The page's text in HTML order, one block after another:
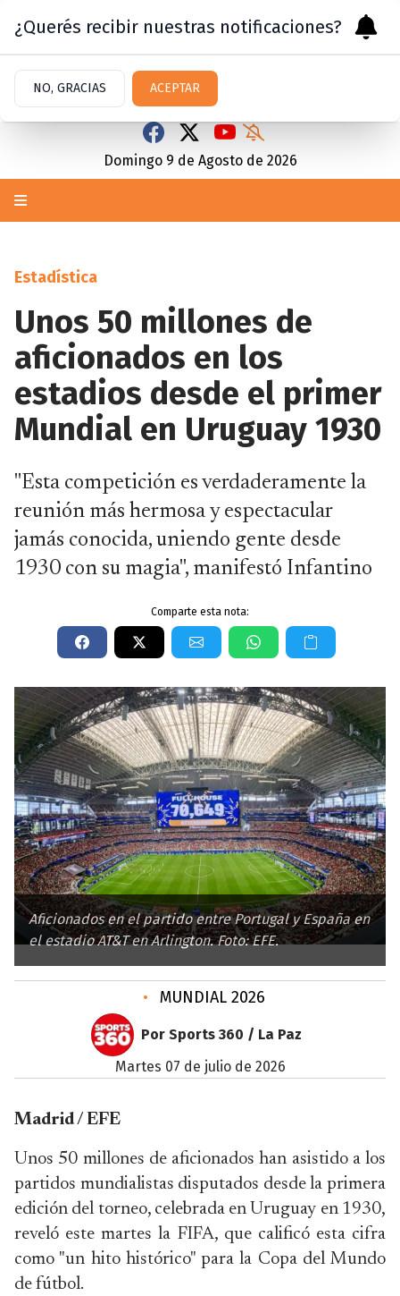
Domingo 9 de Agosto de 2026
Estadística
Unos 50 millones de
aficionados en los
estadios desde el primer
Mundial en Uruguay 1930
"Esta competición es verdaderamente la
reunión más hermosa y espectacular
jamás conocida, uniendo gente desde
1930 con su magia", manifestó Infantino
Comparte esta nota:
Aficionados en el partido entre Portugal y España en
el estadio AT&T en Arlington. Foto: EFE.
• MUNDIAL 2026
Por Sports 360 / La Paz
martes 07 de julio de 2026
Madrid / EFE
Unos 50 millones de aficionados han asistido a los
partidos mundialistas disputados desde la primera
edición del torneo, celebrada en Uruguay en 1930,
reveló este martes la FIFA, que calificó esta cifra
como "un hito histórico" para la Copa del Mundo
de fútbol.
¿Querés recibir nuestras notificaciones?
NO, GRACIAS ACEPTAR